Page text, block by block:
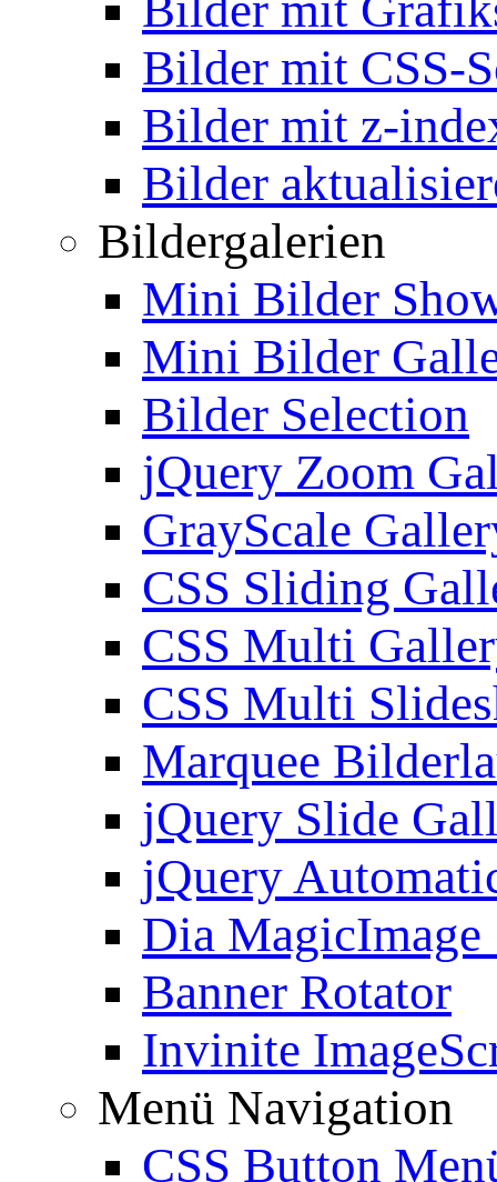
Bilder mit CSS-
Bilder mit z-
Bilder
Bildergalerien
Mini Bilder
Mini Bilder
Bilder Selection
jQuery Zoom
GrayScale
CSS Sliding
CSS Multi
CSS Multi
Marquee
jQuery Slide
jQuery
Dia MagicImage
Banner Rotator
Invinite
Menü Navigation
CSS Button